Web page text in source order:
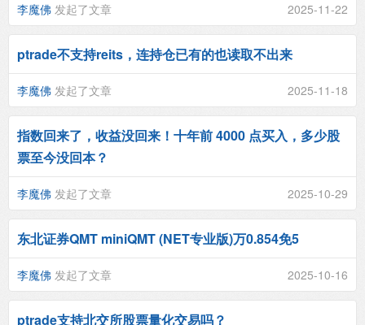
李魔佛 发起了文章 2025-11-22
ptrade不支持reits，连持仓已有的也读取不出来
李魔佛 发起了文章 2025-11-18
指数回来了，收益没回来！十年前 4000 点买入，多少股
票至今没回本？
李魔佛 发起了文章 2025-10-29
东北证券QMT miniQMT (NET专业版)万0.854免5
李魔佛 发起了文章 2025-10-16
ptrade支持北交所股票量化交易吗？